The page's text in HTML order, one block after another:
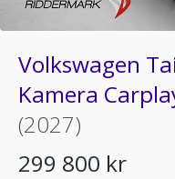
Volkswagen
Kamera
(2027)
299 800 kr